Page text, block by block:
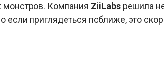
монстров. Компания ZiiLabsрешила
если приглядеться поближе, это